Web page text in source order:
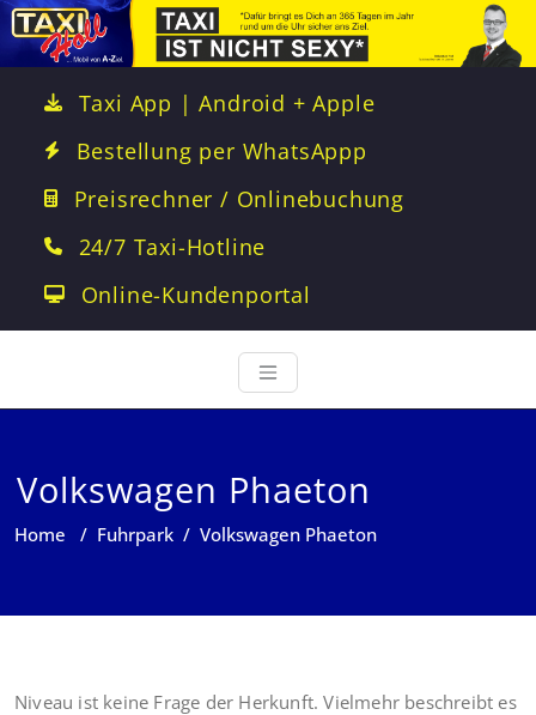
Taxi App | Android + Apple
Bestellung per WhatsAppp
Preisrechner / Onlinebuchung
24/7 Taxi-Hotline
Online-Kundenportal
Volkswagen Phaeton
Home / Fuhrpark / Volkswagen Phaeton
Niveau ist keine Frage der Herkunft. Vielmehr beschreibt es